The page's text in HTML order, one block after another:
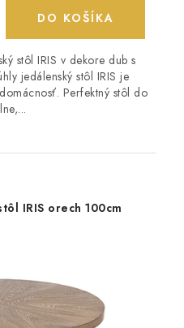
DO KOŠÍKA
stôl IRIS v dekore dub s
jedálenský stôl IRIS je
Perfektný stôl do
IRIS orech 100cm